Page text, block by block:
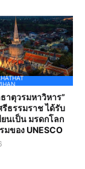
าตุวรมหาวิหาร”
ธรรมราช ได้รับ
นเป็น มรดกโลก
ของ UNESCO